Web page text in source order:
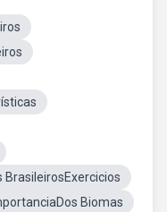
BrasileirosExercicios
Biomas